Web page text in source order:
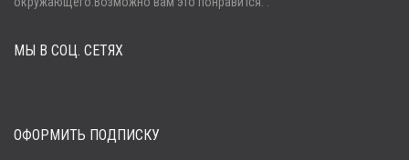
Забыли пароль?
МЫ В СОЦ. СЕТЯХ
ОФОРМИТЬ ПОДПИСКУ